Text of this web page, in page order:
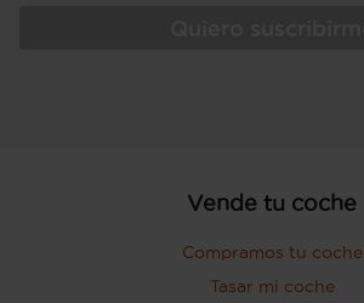
Vende tu coche
Compramos tu coche
Tasar mi coche